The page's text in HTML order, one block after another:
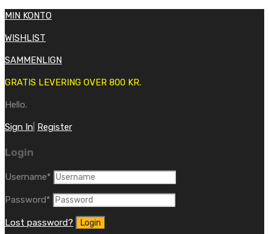
MIN KONTO
WISHLIST
SAMMENLIGN
GRATIS LEVERING OVER 800 KR.
Hello.
Sign In Register
Login
Username*
Password*
Lost password?